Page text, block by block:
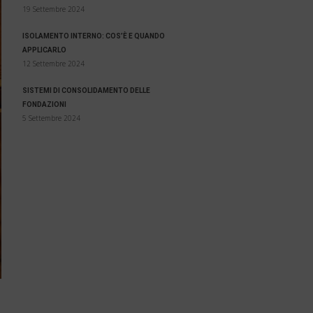
19 Settembre 2024
ISOLAMENTO INTERNO: COS’È E QUANDO
APPLICARLO
12 Settembre 2024
SISTEMI DI CONSOLIDAMENTO DELLE
FONDAZIONI
5 Settembre 2024